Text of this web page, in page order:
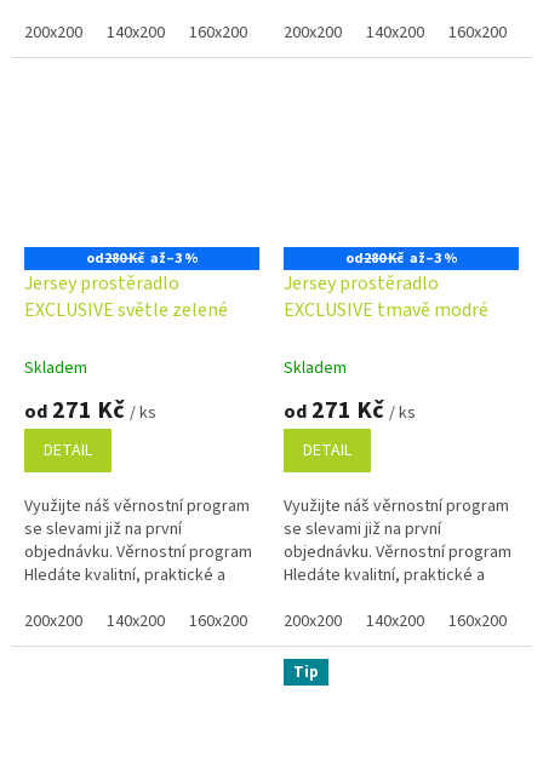
postel? Světle růžové...
200x200 140x200 160x200 80x200 100x200 120x200
postel? Šedé prostěradlo...
200x200 140x200 160x200
od280 Kč až–3 %
Jersey prostěradlo
EXCLUSIVE světle zelené
Skladem
od 271 Kč / ks
DETAIL
Využijte náš věrnostní program
se slevami již na první
objednávku. Věrnostní program
Hledáte kvalitní, praktické a
postel? Zelené prostěradlo...
200x200 140x200 160x200 80x200 100x200 120x200
od280 Kč až–3 %
Jersey prostěradlo
EXCLUSIVE tmavě modré
Skladem
od 271 Kč / ks
DETAIL
Využijte náš věrnostní program
se slevami již na první
objednávku. Věrnostní program
Hledáte kvalitní, praktické a
postel? Tmavě modré...
200x200 140x200 160x200
Tip